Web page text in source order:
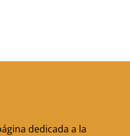
dedicada a la